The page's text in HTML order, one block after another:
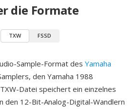
die Formate
TXW FSSD
Sample-Format des Yamaha
den Yamaha 1988
Datei speichert ein einzelnes
den 12-Bit-Analog-Digital-Wandlern